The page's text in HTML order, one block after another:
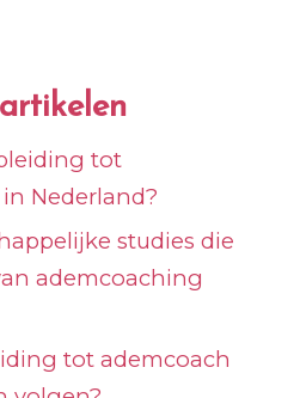
tot
Nederland?
studies die
ademcoaching
tot ademcoach